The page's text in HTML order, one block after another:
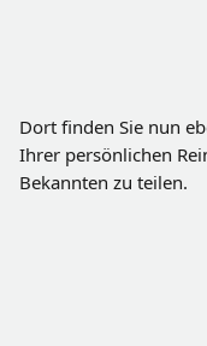
Dort finden Sie nun
Ihrer persönlichen
Bekannten zu teilen.